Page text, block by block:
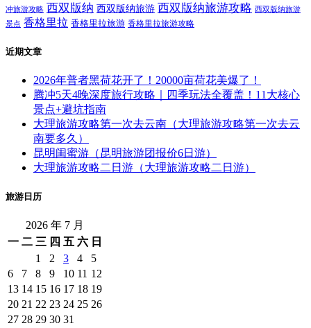
冲旅游攻略 西双版纳 西双版纳旅游 西双版纳旅游攻略 西双版纳旅游
景点 香格里拉 香格里拉旅游 香格里拉旅游攻略
近期文章
2026年普者黑荷花开了！20000亩荷花美爆了！
腾冲5天4晚深度旅行攻略｜四季玩法全覆盖！11大核心
景点+避坑指南
大理旅游攻略第一次去云南（大理旅游攻略第一次去云
南要多久）
昆明闺蜜游（昆明旅游团报价6日游）
大理旅游攻略二日游（大理旅游攻略二日游）
旅游日历
2026 年 7 月
一 二 三 四 五 六 日
1
2 3 4
5
6
7 8 9 10 11 12
13 14 15 16 17 18 19
20 21 22 23 24 25 26
27 28 29 30 31